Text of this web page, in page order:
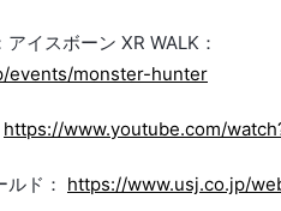
イスボーン XR WALK：
events/monster-hunter
https://www.youtube.com/
ド： https://www.usj.co.jp/